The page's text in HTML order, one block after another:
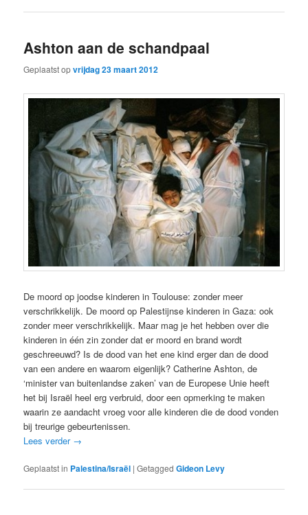
Ashton aan de schandpaal
Geplaatst opvrijdag 23 maart 2012
De moord op joodse kinderen in Toulouse: zonder meer
verschrikkelijk. De moord op Palestijnse kinderen in Gaza: ook
zonder meer verschrikkelijk. Maar mag je het hebben over die
kinderen in één zin zonder dat er moord en brand wordt
geschreeuwd? Is de dood van het ene kind erger dan de dood
van een andere en waarom eigenlijk? Catherine Ashton, de
‘minister van buitenlandse zaken’ van de Europese Unie heeft
het bij Israël heel erg verbruid, door een opmerking te maken
waarin ze aandacht vroeg voor alle kinderen die de dood vonden
bij treurige gebeurtenissen.
Lees verder →
Geplaatst in Palestina/Israël |Getagged Gideon Levy